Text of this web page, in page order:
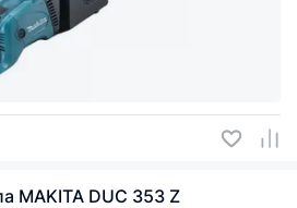
MAKITA DUC 353 Z